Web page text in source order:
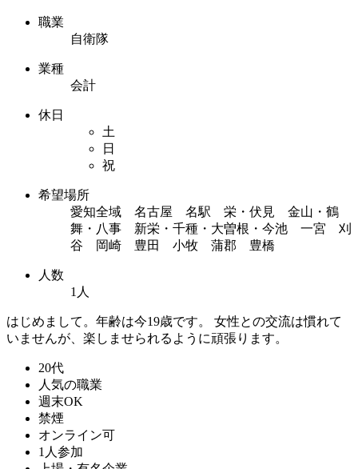
職業
自衛隊
業種
会計
休日
土
日
祝
希望場所
愛知全域 名古屋 名駅 栄・伏見 金山・鶴
舞・八事 新栄・千種・大曽根・今池 一宮 刈
谷 岡崎 豊田 小牧 蒲郡 豊橋
人数
1人
はじめまして。年齢は今19歳です。 女性との交流は慣れて
いませんが、楽しませられるように頑張ります。
20代
人気の職業
週末OK
禁煙
オンライン可
1人参加